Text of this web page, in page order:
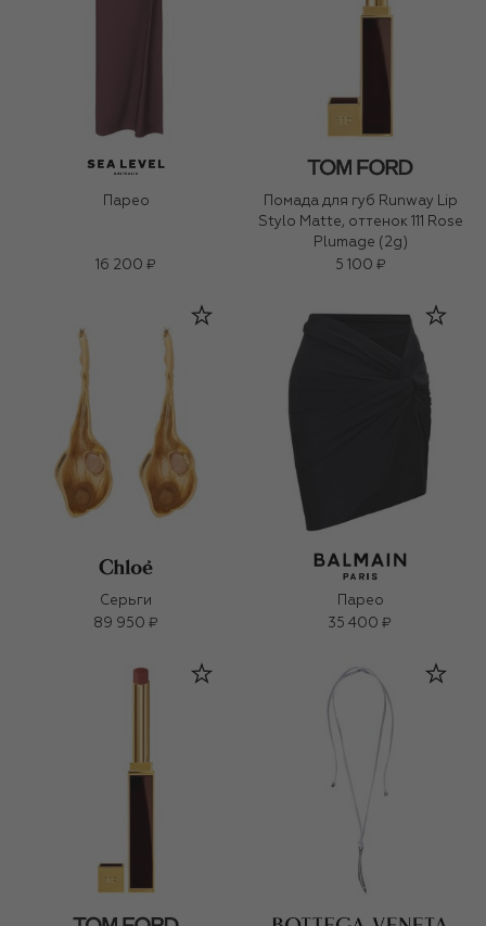
Парео
16 200 ₽
Помада для губ Runway Lip
Stylo Matte, оттенок 111 Rose
Plumage (2g)
5 100 ₽
Серьги
89 950 ₽
Парео
35 400 ₽